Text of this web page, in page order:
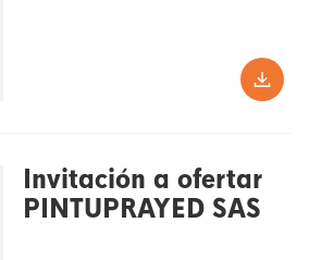
Invitación a ofertar
PINTUPRAYED SAS